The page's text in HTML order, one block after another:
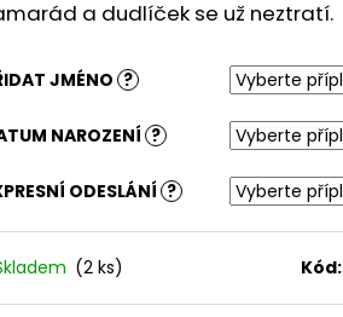
a dudlíček se už neztratí.
JMÉNO ?
NAROZENÍ ?
ODESLÁNÍ ?
(2 ks) Kód: